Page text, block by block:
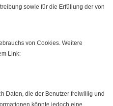
sowie für die Erfüllung der von
von Cookies. Weitere
Link:
Daten, die der Benutzer freiwillig und
könnte jedoch eine